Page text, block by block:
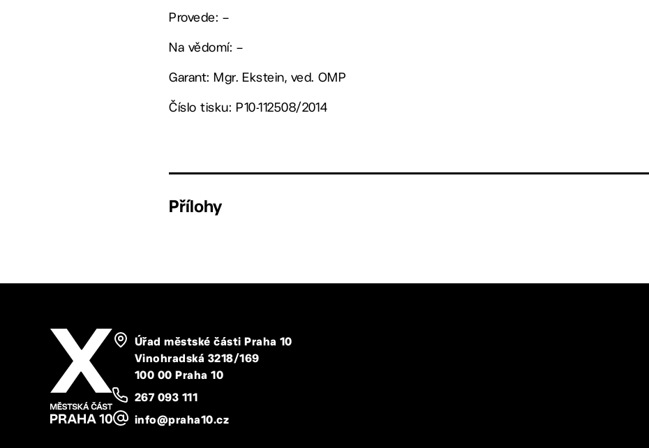
Provede: –
Na vědomí: –
Garant: Mgr. Ekstein, ved. OMP
Číslo tisku: P10-112508/2014
Přílohy
Úřad městské části Praha 10
Vinohradská 3218/169
100 00 Praha 10
267 093 111
info@praha10.cz